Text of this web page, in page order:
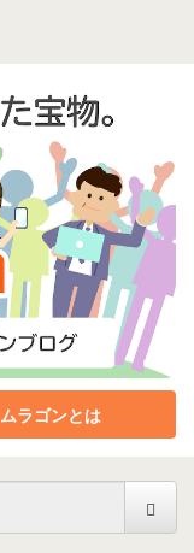
ムラゴンとは